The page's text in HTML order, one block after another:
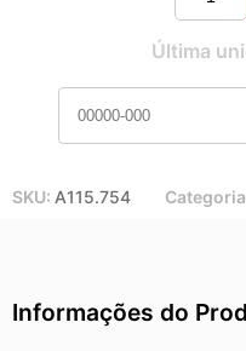
Última
SKU: A115.754
Informações do